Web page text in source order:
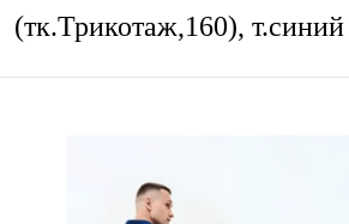
(тк.Трикотаж,160), т.синий